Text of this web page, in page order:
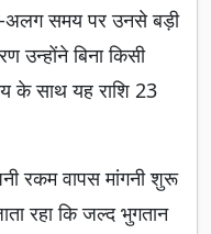
समय पर उनसे बड़ी
उन्होंने बिना किसी
के साथ यह राशि 23
रकम वापस मांगनी शुरू
रहा कि जल्द भुगतान